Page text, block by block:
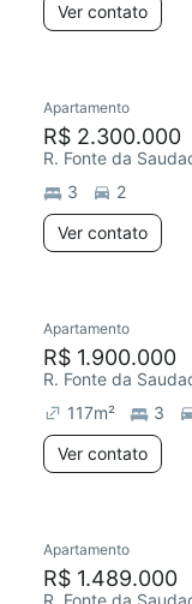
Ver contato
Apartamento
R$ 2.300.000
R. Fonte da
3
2
Ver contato
Apartamento
R$ 1.900.000
R. Fonte da
117m² 3
Ver contato
Apartamento
R$ 1.489.000
R. Fonte da